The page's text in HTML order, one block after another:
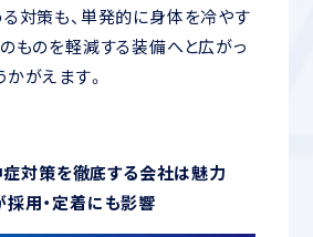
る対策も、単発的に身体を冷やす
ものを軽減する装備へと広がっ
がえます。
対策を徹底する会社は魅力
用・定着にも影響